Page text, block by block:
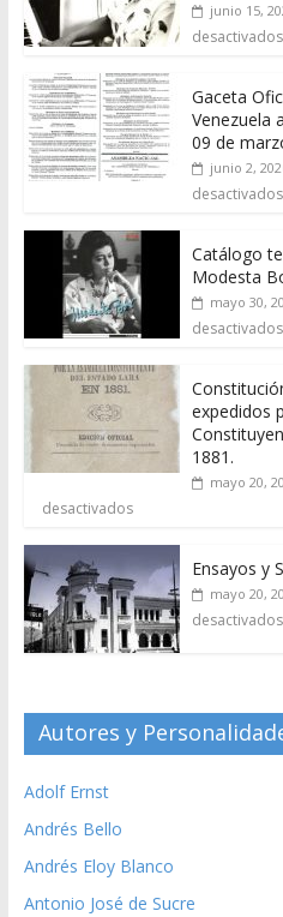
junio 15,
desactivados
Gaceta
Venezuela
09 de
junio 2,
desactivados
Catálogo
Modesta
mayo 30,
desactivados
expedidos
1881.
mayo 20,
desactivados
Ensayos y
mayo 20,
desactivados
Autores y
Adolf Ernst
Andrés Bello
Andrés Eloy Blanco
Antonio José de Sucre